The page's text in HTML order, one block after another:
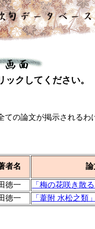
クしてください。
ての論文が掲示されるわ
者名 論
徳一
「梅の花咲き散
徳一 「葦附 水松之類